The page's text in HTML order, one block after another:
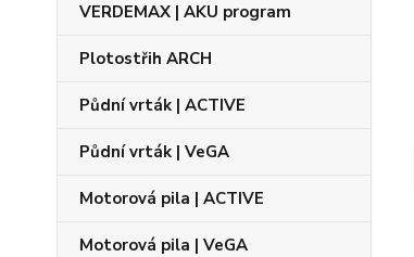
VERDEMAX | AKU program
Plotostřih ARCH
Půdní vrták | ACTIVE
Půdní vrták | VeGA
Motorová pila | ACTIVE
Motorová pila | VeGA